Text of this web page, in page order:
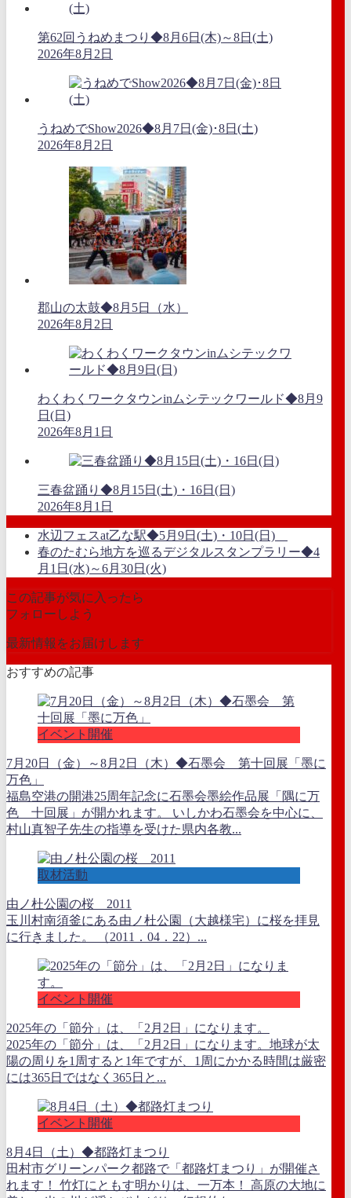
第62回うねめまつり◆8月6日(木)～8日(土)
2026年8月2日
うねめでShow2026◆8月7日(金)･8日(土)
2026年8月2日
郡山の太鼓◆8月5日（水）
2026年8月2日
わくわくワークタウンinムシテックワールド◆8月9
日(日)
2026年8月1日
三春盆踊り◆8月15日(土)・16日(日)
2026年8月1日
水辺フェスat乙な駅◆5月9日(土)・10日(日)
春のたむら地方を巡るデジタルスタンプラリー◆4
月1日(水)～6月30日(火)
この記事が気に入ったら
フォローしよう
最新情報をお届けします
おすすめの記事
イベント開催
7月20日（金）～8月2日（木）◆石墨会 第十回展「墨に
万色」
福島空港の開港25周年記念に石墨会墨絵作品展「隅に万
色 十回展」が開かれます。 いしかわ石墨会を中心に、
村山真智子先生の指導を受けた県内各教...
取材活動
由ノ杜公園の桜 2011
玉川村南須釜にある由ノ杜公園（大越様宅）に桜を拝見
に行きました。 （2011．04．22）...
イベント開催
2025年の「節分」は、「2月2日」になります。
2025年の「節分」は、「2月2日」になります。地球が太
陽の周りを1周すると1年ですが、1周にかかる時間は厳密
には365日ではなく365日と...
イベント開催
8月4日（土）◆都路灯まつり
田村市グリーンパーク都路で「都路灯まつり」が開催さ
れます！ 竹灯にともす明かりは、一万本！ 高原の大地に